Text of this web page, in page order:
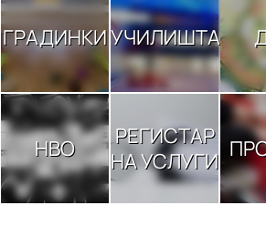
ГРАДИНКИУЧИЛИШТА
НВО
РЕГИСТАР
НА УСЛУГИ